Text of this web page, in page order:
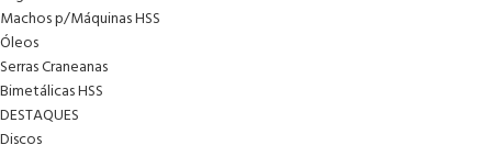
Machos p/Máquinas HSS
Óleos
Serras Craneanas
Bimetálicas HSS
DESTAQUES